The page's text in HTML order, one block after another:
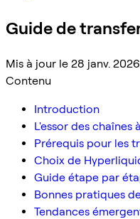
Guide de
Mis à jour le 28 janv. 2026
Contenu
Introduction
L'essor des
Prérequis pour les
Choix de
Guide étape par
Bonnes pratiques
Tendances